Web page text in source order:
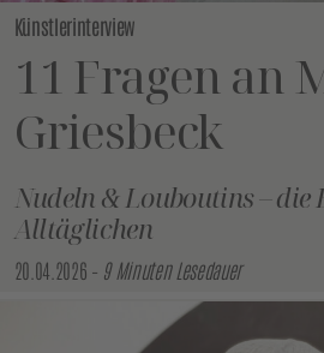
Künstlerinterview
11 Fragen an
Griesbeck
Nudeln & Louboutins – die
Alltäglichen
20.04.2026 – 9 Minuten Lesedauer